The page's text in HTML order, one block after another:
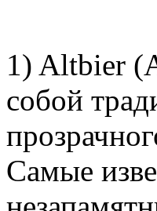
1) Altbier
собой
Самые